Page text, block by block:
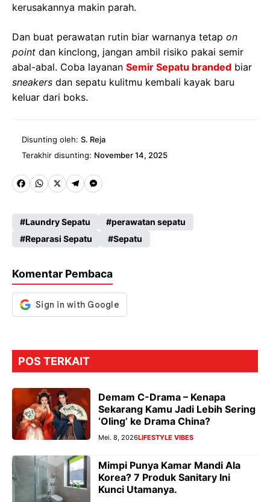
kerusakannya makin parah.
Dan buat perawatan rutin biar warnanya tetap on
point dan kinclong, jangan ambil risiko pakai semir
abal-abal. Coba layanan Semir Sepatu branded biar
sneakers dan sepatu kulitmu kembali kayak baru
keluar dari boks.
Disunting oleh: S. Reja
Terakhir disunting: November 14, 2025
Fa
b
o
k
W
ts
A
p
X
Te
gr
a
M
se
n
er
Laundry Sepatu
perawatan sepatu
Reparasi Sepatu
Sepatu
Komentar Pembaca
POS TERKAIT
Demam C-Drama – Kenapa
Sekarang Kamu Jadi Lebih Sering
‘Oling’ ke Drama China?
Mei. 8, 2026LIFESTYLE VIBES
Mimpi Punya Kamar Mandi Ala
Korea? 7 Produk Sanitary Ini
Kunci Utamanya.